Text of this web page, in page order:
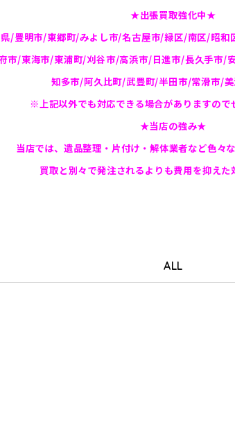
★出張買取強化中★
県/豊明市/東郷町/みよし市/名古屋市/緑区/南区/昭
市/東海市/東浦町/刈谷市/高浜市/日進市/長久手市/
知多市/阿久比町/武豊町/半田市/常滑市/
※上記以外でも対応できる場合がありますので
★当店の強み★
当店では、遺品整理・片付け・解体業者など色々
買取と別々で発注されるよりも費用を抑えた
ALL